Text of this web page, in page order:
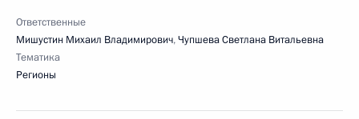
Ответственные
Мишустин Михаил Владимирович,Чупшева Светлана Витальевна
Тематика
Регионы